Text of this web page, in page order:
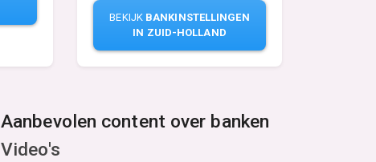
BEKIJK BANKINSTELLINGEN
IN ZUID-HOLLAND
Aanbevolen content over banken
Video's